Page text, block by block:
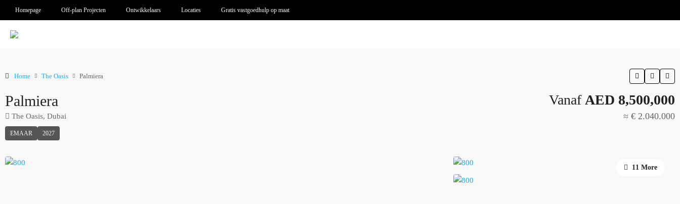
Homepage Off-plan Projecten Ontwikkelaars Locaties Gratis vastgoedhulp op maat
Home The Oasis Palmiera
Palmiera
The Oasis, Dubai
EMAAR 2027
Vanaf AED 8,500,000
≈ € 2.040.000
11 More